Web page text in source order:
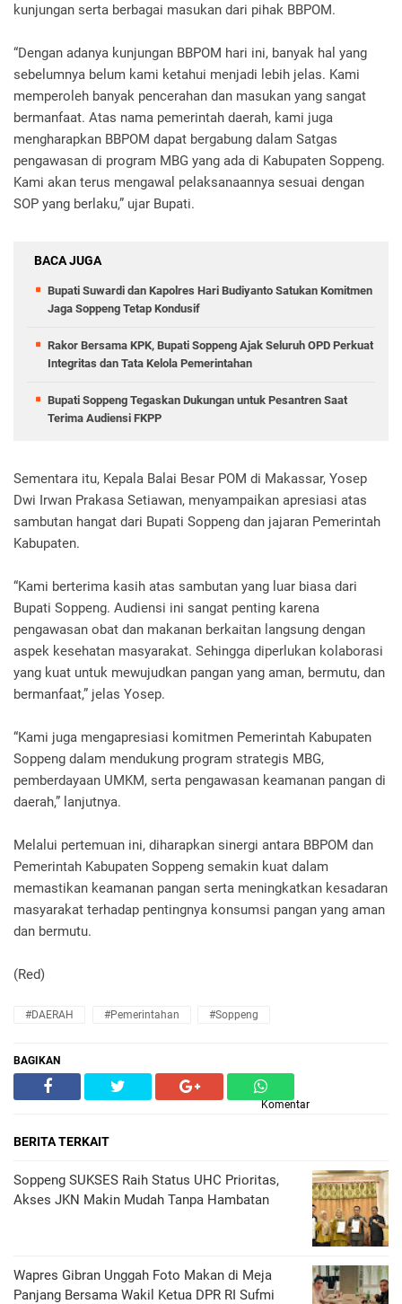
kunjungan serta berbagai masukan dari pihak BBPOM.
“Dengan adanya kunjungan BBPOM hari ini, banyak hal yang
sebelumnya belum kami ketahui menjadi lebih jelas. Kami
memperoleh banyak pencerahan dan masukan yang sangat
bermanfaat. Atas nama pemerintah daerah, kami juga
mengharapkan BBPOM dapat bergabung dalam Satgas
pengawasan di program MBG yang ada di Kabupaten Soppeng.
Kami akan terus mengawal pelaksanaannya sesuai dengan
SOP yang berlaku,” ujar Bupati.
BACA JUGA
Bupati Suwardi dan Kapolres Hari Budiyanto Satukan Komitmen
Jaga Soppeng Tetap Kondusif
Rakor Bersama KPK, Bupati Soppeng Ajak Seluruh OPD Perkuat
Integritas dan Tata Kelola Pemerintahan
Bupati Soppeng Tegaskan Dukungan untuk Pesantren Saat
Terima Audiensi FKPP
Sementara itu, Kepala Balai Besar POM di Makassar, Yosep
Dwi Irwan Prakasa Setiawan, menyampaikan apresiasi atas
sambutan hangat dari Bupati Soppeng dan jajaran Pemerintah
Kabupaten.
“Kami berterima kasih atas sambutan yang luar biasa dari
Bupati Soppeng. Audiensi ini sangat penting karena
pengawasan obat dan makanan berkaitan langsung dengan
aspek kesehatan masyarakat. Sehingga diperlukan kolaborasi
yang kuat untuk mewujudkan pangan yang aman, bermutu, dan
bermanfaat,” jelas Yosep.
“Kami juga mengapresiasi komitmen Pemerintah Kabupaten
Soppeng dalam mendukung program strategis MBG,
pemberdayaan UMKM, serta pengawasan keamanan pangan di
daerah,” lanjutnya.
Melalui pertemuan ini, diharapkan sinergi antara BBPOM dan
Pemerintah Kabupaten Soppeng semakin kuat dalam
memastikan keamanan pangan serta meningkatkan kesadaran
masyarakat terhadap pentingnya konsumsi pangan yang aman
dan bermutu.
(Red)
#DAERAH #Pemerintahan #Soppeng
BAGIKAN
Komentar
BERITA TERKAIT
Soppeng SUKSES Raih Status UHC Prioritas,
Akses JKN Makin Mudah Tanpa Hambatan
Wapres Gibran Unggah Foto Makan di Meja
Panjang Bersama Wakil Ketua DPR RI Sufmi